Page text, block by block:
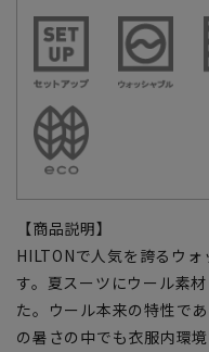
【商品説明】
HILTONで人気を誇るウ
す。夏スーツにウール素
た。ウール本来の特性で
の暑さの中でも衣服内環